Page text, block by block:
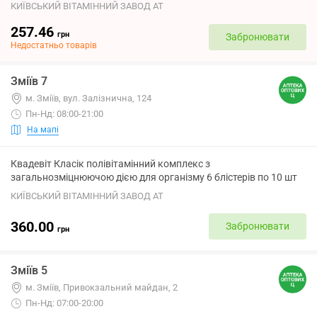
КИЇВСЬКИЙ ВІТАМІННИЙ ЗАВОД АТ
257.46 грн
Недостатньо товарів
Забронювати
Зміїв 7
м. Зміїв, вул. Залізнична, 124
Пн-Нд: 08:00-21:00
На мапі
Квадевіт Класік полівітамінний комплекс з
загальнозміцнюючою дією для організму 6 блістерів по 10 шт
КИЇВСЬКИЙ ВІТАМІННИЙ ЗАВОД АТ
360.00 грн Забронювати
Зміїв 5
м. Зміїв, Привокзальний майдан, 2
Пн-Нд: 07:00-20:00